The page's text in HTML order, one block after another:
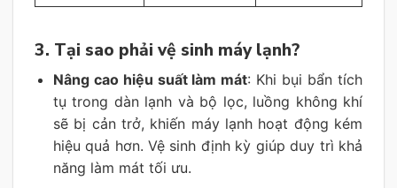
3. Tại sao phải vệ sinh máy lạnh?
Nâng cao hiệu suất làm mát: Khi bụi bẩn tích
tụ trong dàn lạnh và bộ lọc, luồng không khí
sẽ bị cản trở, khiến máy lạnh hoạt động kém
hiệu quả hơn. Vệ sinh định kỳ giúp duy trì khả
năng làm mát tối ưu.